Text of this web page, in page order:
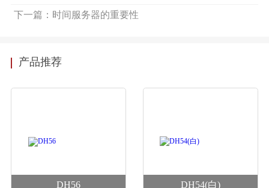
下一篇：时间服务器的重要性
产品推荐
DH56 DH54(白)